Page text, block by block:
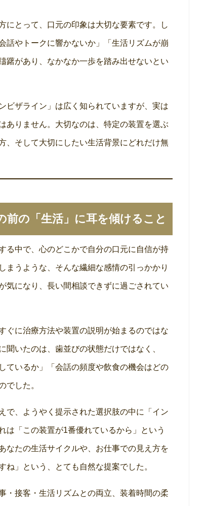
にとって、口元の印象は大切な要素です。し
話やトークに響かないか」「生活リズムが崩
躇があり、なかなか一歩を踏み出せないとい
ビザライン」は広く知られていますが、実は
ありません。大切なのは、特定の装置を選ぶ
、そして大切にしたい生活背景にどれだけ無
前の「生活」に耳を傾けること
る中で、心のどこかで自分の口元に自信が持
まうような、そんな繊細な感情の引っかかり
気になり、長い間相談できずに過ごされてい
ぐに治療方法や装置の説明が始まるのではな
いたのは、歯並びの状態だけではなく、
ているか」「会話の頻度や飲食の機会はどの
でした。
で、ようやく提示された選択肢の中に「イン
は「この装置が1番優れているから」という
なたの生活サイクルや、お仕事での見え方を
」という、とても自然な提案でした。
・接客・生活リズムとの両立、装着時間の柔